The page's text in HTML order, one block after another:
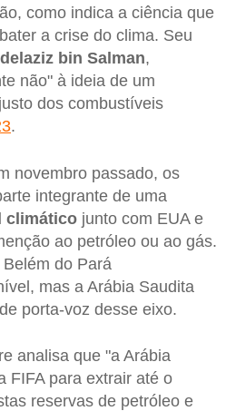
como indica a ciência que
a crise do clima. Seu
bin Salman,
não" à ideia de um
dos combustíveis
.
novembro passado, os
integrante de uma
climático junto com EUA e
ao petróleo ou ao gás.
do Pará
mas a Arábia Saudita
porta-voz desse eixo.
analisa que "a Arábia
FIFA para extrair até o
reservas de petróleo e